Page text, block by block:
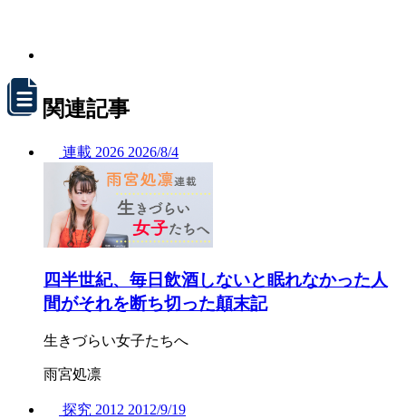
関連記事
連載 2026 2026/8/4
四半世紀、毎日飲酒しないと眠れなかった人
間がそれを断ち切った顛末記
生きづらい女子たちへ
雨宮処凛
探究 2012 2012/9/19